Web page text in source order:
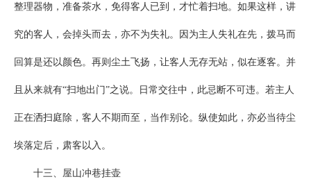
整理器物，准备茶水，免得客人已到，才忙着扫地。如果这样，讲
究的客人，会掉头而去，亦不为失礼。因为主人失礼在先，拨马而
回算是还以颜色。再则尘土飞扬，让客人无存无站，似在逐客。并
且从来就有“扫地出门”之说。日常交往中，此忌断不可违。若主人
正在洒扫庭除，客人不期而至，当作别论。纵使如此，亦必当待尘
埃落定后，肃客以入。
十三、屋山冲巷挂壶